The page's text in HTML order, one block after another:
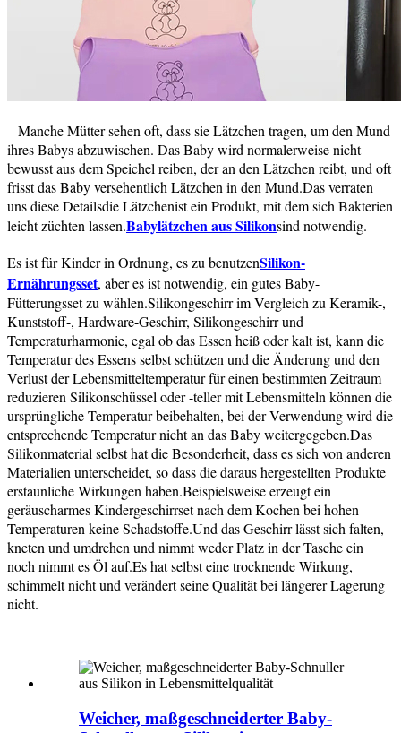
Manche Mütter sehen oft, dass sie Lätzchen tragen, um den Mund
ihres Babys abzuwischen. Das Baby wird normalerweise nicht
bewusst aus dem Speichel reiben, der an den Lätzchen reibt, und oft
frisst das Baby versehentlich Lätzchen in den Mund.Das verraten
uns diese Detailsdie Lätzchenist ein Produkt, mit dem sich Bakterien
leicht züchten lassen.Babylätzchen aus Silikonsind notwendig.
Es ist für Kinder in Ordnung, es zu benutzenSilikon-
Ernährungsset, aber es ist notwendig, ein gutes Baby-
Fütterungsset zu wählen.Silikongeschirr im Vergleich zu Keramik-,
Kunststoff-, Hardware-Geschirr, Silikongeschirr und
Temperaturharmonie, egal ob das Essen heiß oder kalt ist, kann die
Temperatur des Essens selbst schützen und die Änderung und den
Verlust der Lebensmitteltemperatur für einen bestimmten Zeitraum
reduzieren Silikonschüssel oder -teller mit Lebensmitteln können die
ursprüngliche Temperatur beibehalten, bei der Verwendung wird die
entsprechende Temperatur nicht an das Baby weitergegeben.Das
Silikonmaterial selbst hat die Besonderheit, dass es sich von anderen
Materialien unterscheidet, so dass die daraus hergestellten Produkte
erstaunliche Wirkungen haben.Beispielsweise erzeugt ein
geräuscharmes Kindergeschirrset nach dem Kochen bei hohen
Temperaturen keine Schadstoffe.Und das Geschirr lässt sich falten,
kneten und umdrehen und nimmt weder Platz in der Tasche ein
noch nimmt es Öl auf.Es hat selbst eine trocknende Wirkung,
schimmelt nicht und verändert seine Qualität bei längerer Lagerung
nicht.
Weicher, maßgeschneiderter Baby-